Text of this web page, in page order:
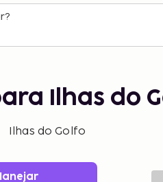
Ilhas do
Ilhas do Golfo